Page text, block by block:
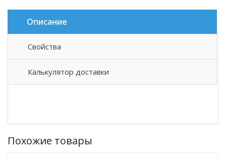
Описание
Свойства
Калькулятор доставки
Описание товара
Похожие товары